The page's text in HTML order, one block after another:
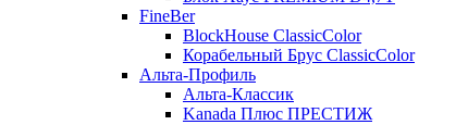
FineBer
BlockHouse ClassicColor
Корабельный Брус ClassicColor
Альта-Профиль
Альта-Классик
Kanada Плюс ПРЕСТИЖ